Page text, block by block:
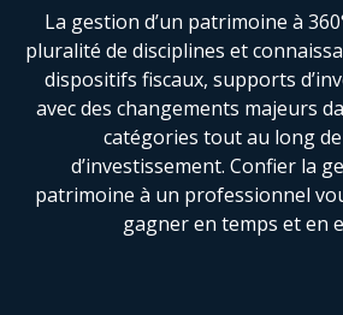
La gestion d’un patrimoine à
pluralité de disciplines et
dispositifs fiscaux, supports
avec des changements majeurs
catégories tout au long
d’investissement. Confier la
patrimoine à un professionnel
gagner en temps et en